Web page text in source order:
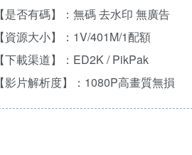
【是否有碼】：無碼 去水印 無廣告
【資源大小】：1V/401M/1配額
【下載渠道】：ED2K / PikPak
【影片解析度】：1080P高畫質無損